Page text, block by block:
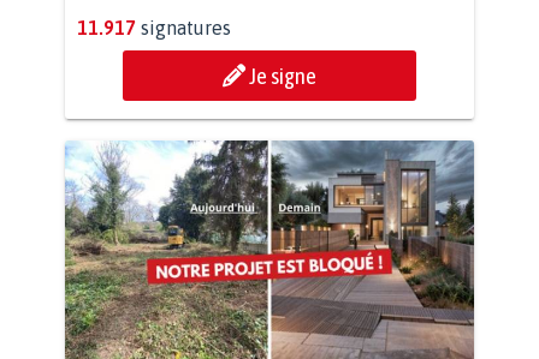
11.917 signatures
Je signe